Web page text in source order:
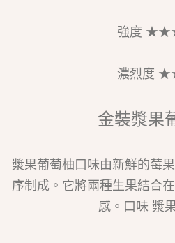
強度
濃烈度
金裝漿果
漿果葡萄柚口味由新鮮的莓
序制成。它將兩種生果結合
感。口味 漿